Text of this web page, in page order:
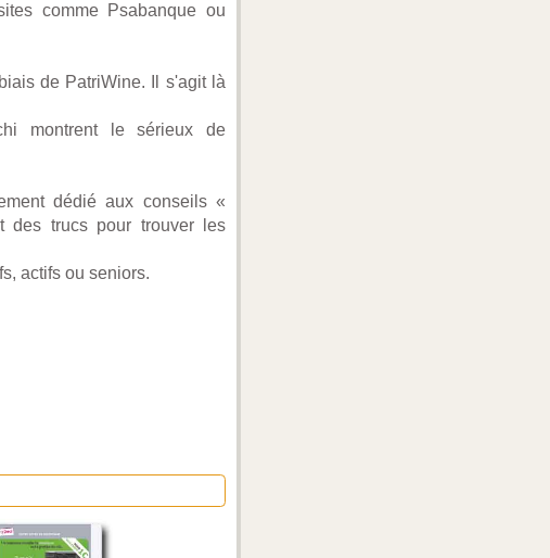
comme Psabanque ou
de PatriWine. Il s'agit là
montrent le sérieux de
dédié aux conseils «
des trucs pour trouver les
actifs ou seniors.